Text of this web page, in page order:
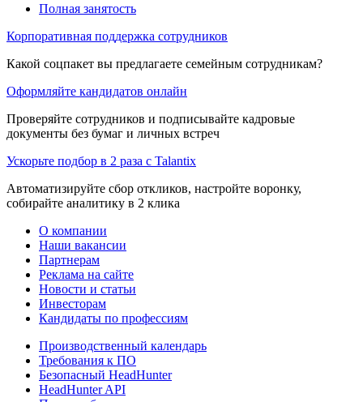
Полная занятость
Корпоративная поддержка сотрудников
Какой соцпакет вы предлагаете семейным сотрудникам?
Оформляйте кандидатов онлайн
Проверяйте сотрудников и подписывайте кадровые
документы без бумаг и личных встреч
Ускорьте подбор в 2 раза с Talantix
Автоматизируйте сбор откликов, настройте воронку,
собирайте аналитику в 2 клика
О компании
Наши вакансии
Партнерам
Реклама на сайте
Новости и статьи
Инвесторам
Кандидаты по профессиям
Производственный календарь
Требования к ПО
Безопасный HeadHunter
HeadHunter API